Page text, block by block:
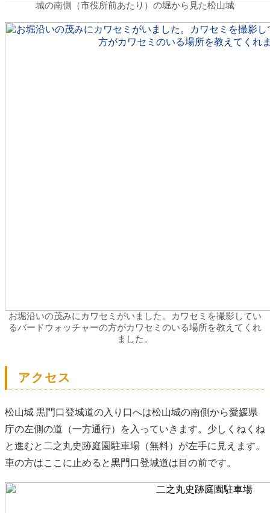
城の南側（市役所前あたり）の堀から見た松山城
お堀沿いの茂みにカワセミがいました。カワセミを撮影してい
るバードウォッチャーの方がカワセミのいる場所を教えてくれ
ました。
アクセス
松山城 黒門口登城道の入り口へは松山城の南側から愛媛県
庁の左側の道（一方通行）を入っていきます。少しくねくね
と進むと二之丸史跡庭園駐車場（無料）が左手に見えます。
車の方はここに止めると黒門口登城道は目の前です。